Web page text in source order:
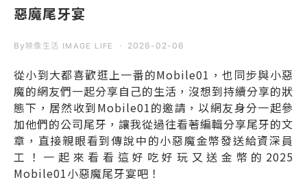
惡魔尾牙宴
By 映像生活 IMAGE LIFE 2026-02-06
從小到大都喜歡逛上一番的Mobile01，也同步與小惡
魔的網友們一起分享自己的生活，沒想到持續分享的狀
態下，居然收到Mobile01的邀請，以網友身分一起參
加他們的公司尾牙，讓我從過往看著編輯分享尾牙的文
章，直接親眼看到傳說中的小惡魔金幣發送給資深員
工！一起來看看這好吃好玩又送金幣的2025
Mobile01小惡魔尾牙宴吧！